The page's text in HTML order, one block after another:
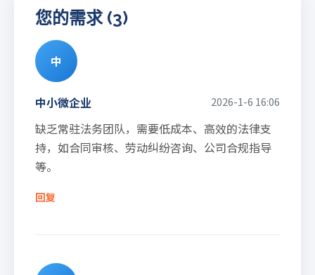
您的需求 (3)
中
中小微企业 2026-1-6 16:06
缺乏常驻法务团队，需要低成本、高效的法律支
持，如合同审核、劳动纠纷咨询、公司合规指导
等。
回复